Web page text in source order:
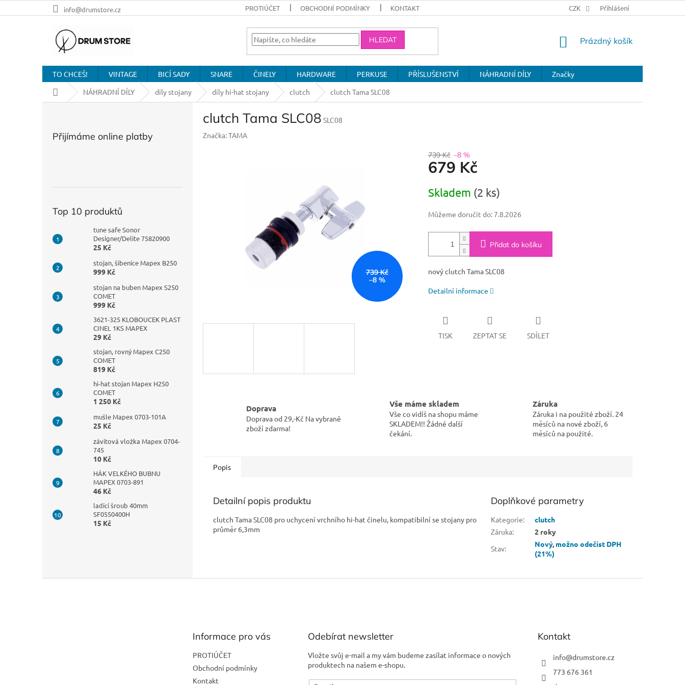
na
info@drumstore.cz PROTIÚČET OBCHODNÍ PODMÍNKY KONTAKT CZK Přihlášení
HLEDAT
NÁKUPNÍ
Prázdný košík
TO CHCEŠ! VINTAGE BICÍ SADY SNARE ČINELY HARDWARE PERKUSE PŘÍSLUŠENSTVÍ NÁHRADNÍ DÍLY
Značky
Domů
NÁHRADNÍ DÍLY díly stojany díly hi-hat stojany clutch clutch Tama SLC08
Přijímáme online platby
Top 10 produktů
tune safe Sonor
Designer/Delite 75820900
25 Kč
stojan, šibenice Mapex B250
999 Kč
stojan na buben Mapex S250
COMET
999 Kč
3621-325 KLOBOUCEK PLAST
CINEL 1KS MAPEX
29 Kč
stojan, rovný Mapex C250
COMET
819 Kč
hi-hat stojan Mapex H250
COMET
1 250 Kč
mušle Mapex 0703-101A
25 Kč
závitová vložka Mapex 0704-
745
10 Kč
HÁK VELKÉHO BUBNU
MAPEX 0703-891
46 Kč
ladící šroub 40mm
SF0550400H
15 Kč
clutch Tama SLC08 SLC08
Značka:TAMA
739 Kč
–8 %
739 Kč –8 %
679 Kč
cena:
Skladem (2 ks)
Můžeme doručit do: 7.8.2026
Přidat do košíku
nový clutch Tama SLC08
Detailní informace
TISK ZEPTAT SE SDÍLET
Doprava
Doprava od 29,-Kč Na vybrané
zboží zdarma!
Vše máme skladem
Vše co vidíš na shopu máme
SKLADEM!! Žádné další
čekání.
Záruka
Záruka i na použité zboží. 24
měsíců na nové zboží, 6
měsíců na použité.
Popis
Detailní popis produktu
clutch Tama SLC08 pro uchycení vrchního hi-hat činelu, kompatibilní se stojany pro
průměr 6,3mm
Doplňkové parametry
Kategorie:
clutch
Záruka:
2 roky
Stav: Nový, možno odečíst DPH
(21%)
Informace pro vás
PROTIÚČET
Obchodní podmínky
Kontakt
Odebírat newsletter
Vložte svůj e-mail a my vám budeme zasílat informace o nových
produktech na našem e-shopu.
Kontakt
info@drumstore.cz
773 676 361